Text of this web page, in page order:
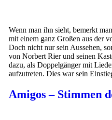
Wenn man ihn sieht, bemerkt
mit einem ganz Großen aus der
Doch nicht nur sein Aussehen,
von Norbert Rier und seinen
dazu, als Doppelgänger mit
aufzutreten. Dies war sein
Amigos – Stimmen